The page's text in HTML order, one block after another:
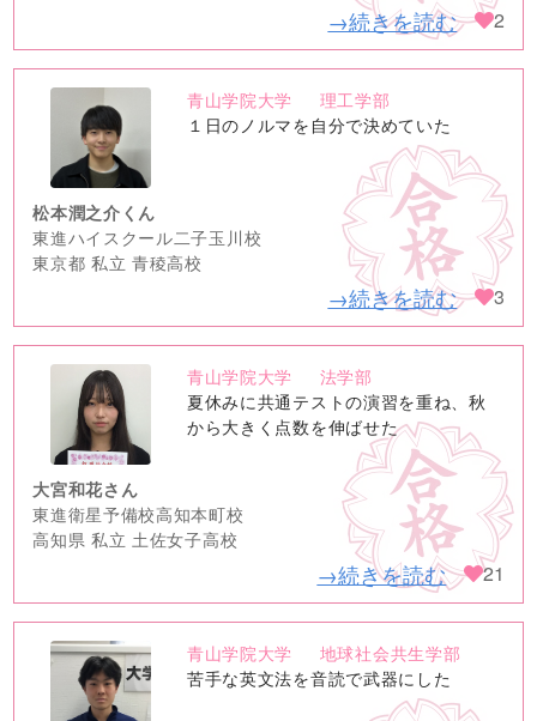
→続きを読む 2
no
image
青山学院大学
理工学部
１日のノルマを自分で決めていた
松本潤之介くん
東進ハイスクール二子玉川校
東京都 私立 青稜高校
→続きを読む 3
no
image
青山学院大学
法学部
夏休みに共通テストの演習を重ね、秋
から大きく点数を伸ばせた
大宮和花さん
東進衛星予備校高知本町校
高知県 私立 土佐女子高校
→続きを読む 21
no
image
青山学院大学
地球社会共生学部
苦手な英文法を音読で武器にした